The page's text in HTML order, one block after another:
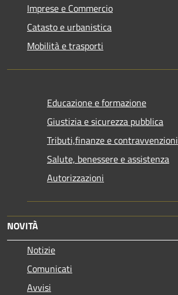
Imprese e Commercio
Catasto e urbanistica
Mobilità e trasporti
Educazione e formazione
Giustizia e sicurezza pubblica
Tributi,finanze e contravvenzioni
Salute, benessere e assistenza
Autorizzazioni
NOVITÀ
Notizie
Comunicati
Avvisi